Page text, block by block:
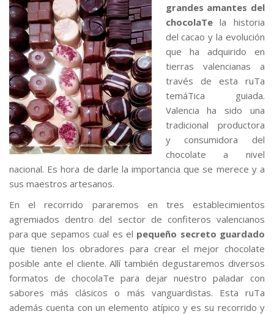
grandes amantes del
chocolaTela historia
del cacao y la evolución
que ha adquirido en
tierras valencianas a
través de esta ruTa
temáTica guiada.
Valencia ha sido una
tradicional productora
y consumidora del
chocolate a nivel
nacional. Es hora de darle la importancia que se merece y a
sus maestros artesanos.
En el recorrido pararemos en tres establecimientos
agremiados dentro del sector de confiteros valencianos
para que sepamos cual es el pequeño secreto guardado
que tienen los obradores para crear el mejor chocolate
posible ante el cliente. Allí también degustaremos diversos
formatos de chocolaTe para dejar nuestro paladar con
sabores más clásicos o más vanguardistas. Esta ruTa
además cuenta con un elemento atípico y es su recorrido y